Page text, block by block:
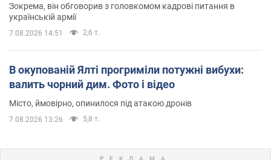
Зокрема, він обговорив з головкомом кадрові питання в
українській армії
7.08.2026 14:51 2,6 т.
В окупованій Ялті прогриміли потужні вибухи:
валить чорний дим. Фото і відео
Місто, ймовірно, опинилося під атакою дронів
7.08.2026 13:26 5,8 т.